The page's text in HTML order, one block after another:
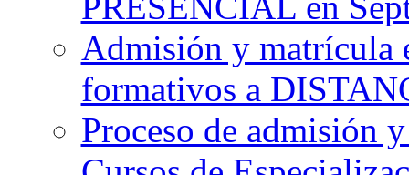
Admisión y matrícula
formativos a
Proceso de admisión